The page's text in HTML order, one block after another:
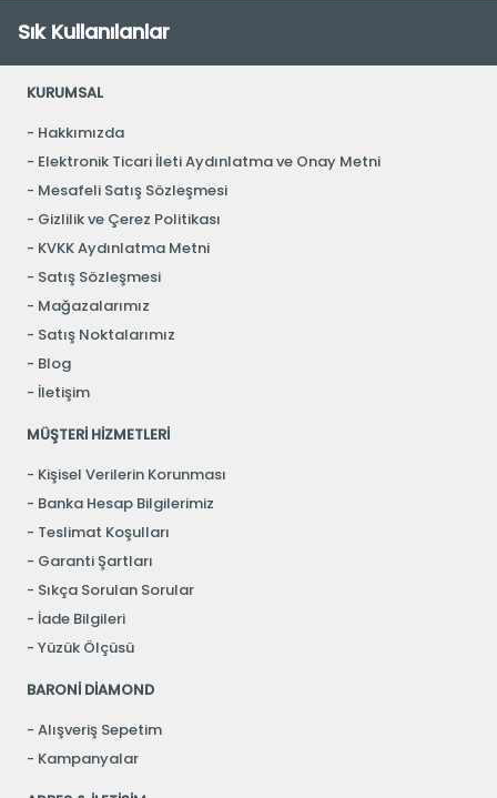
Sık Kullanılanlar
KURUMSAL
Hakkımızda
Elektronik Ticari İleti Aydınlatma ve Onay Metni
Mesafeli Satış Sözleşmesi
Gizlilik ve Çerez Politikası
KVKK Aydınlatma Metni
Satış Sözleşmesi
Mağazalarımız
Satış Noktalarımız
Blog
İletişim
MÜŞTERİ HİZMETLERİ
Kişisel Verilerin Korunması
Banka Hesap Bilgilerimiz
Teslimat Koşulları
Garanti Şartları
Sıkça Sorulan Sorular
İade Bilgileri
Yüzük Ölçüsü
BARONİ DİAMOND
Alışveriş Sepetim
Kampanyalar